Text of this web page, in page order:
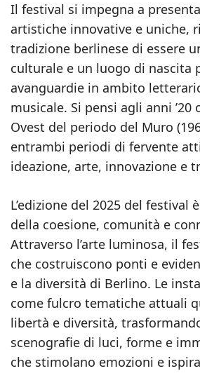
Il festival si impegna a
artistiche innovative e uniche,
tradizione berlinese di essere
culturale e un luogo di nascita
avanguardie in ambito
musicale. Si pensi agli anni ’20
Ovest del periodo del Muro
entrambi periodi di fervente
ideazione, arte, innovazione e
L’edizione del 2025 del festival
della coesione, comunità e
Attraverso l’arte luminosa, il
che costruiscono ponti e
e la diversità di Berlino. Le
come fulcro tematiche attuali
libertà e diversità,
scenografie di luci, forme e
che stimolano emozioni e